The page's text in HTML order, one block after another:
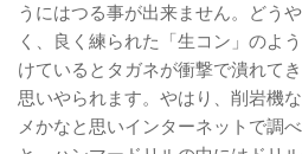
うにはつる事が出来ません。どう
く、良く練られた「生コン」のよ
けているとタガネが衝撃で潰れて
思いやられます。やはり、削岩機
メかなと思いインターネットで調